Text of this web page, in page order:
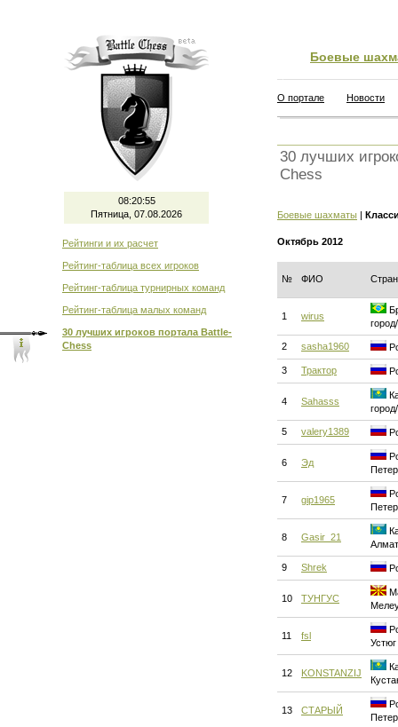
08:20:56
Пятница, 07.08.2026
Рейтинги и их расчет
Рейтинг-таблица всех игроков
Рейтинг-таблица турнирных команд
Рейтинг-таблица малых команд
30 лучших игроков портала Battle-
Chess
Боевые
О портале Новости
30 лучших
Chess
Боевые шахматы |
Октябрь 2012
№ ФИО
1 wirus
2 sasha1960
3 Трактор
4 Sahasss
5 valery1389
6 Эд
7 gip1965
8 Gasir_21
9 Shrek
10 ТУНГУС
11 fsl
Устюг
12 KONSTANZIJ
13 СТАРЫЙ